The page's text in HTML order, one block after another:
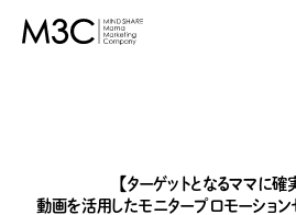
【ターゲットとなるママに確
動画を活用したモニタープロモーション